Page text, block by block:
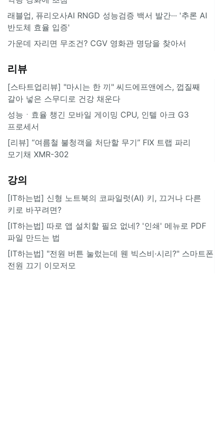
래블업, 퓨리오사AI RNGD 성능검증 백서 발간··· '추론 AI
반도체 효율 입증'
가운데 자리면 무조건? CGV 영화관 명당을 찾아서
리뷰
[스타트업리뷰] "마시는 한 끼" 씨드에프앤에스, 껍질째
갈아 넣은 스무디로 건강 채운다
성능ㆍ효율 챙긴 모바일 게이밍 CPU, 인텔 아크 G3
프로세서
[리뷰] “여름철 불청객을 처단할 무기” FIX 트랩 파리
모기채 XMR-302
강의
[IT하는법] 신형 노트북의 코파일럿(AI) 키, 끄거나 다른
키로 바꾸려면?
[IT하는법] 따로 앱 설치할 필요 없네? '인쇄' 메뉴로 PDF
파일 만드는 법
[IT하는법] "전원 버튼 눌렀는데 웬 빅스비·시리?" 스마트폰
전원 끄기 이모저모